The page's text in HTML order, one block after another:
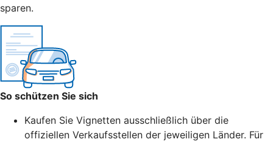
sparen.
So schützen Sie sich
Kaufen Sie Vignetten ausschließlich über die
offiziellen Verkaufsstellen der jeweiligen Länder. Für